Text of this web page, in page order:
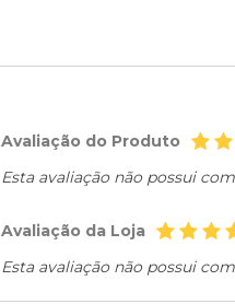
Avaliação do Produto
Esta avaliação não possui
Avaliação da Loja
Esta avaliação não possui